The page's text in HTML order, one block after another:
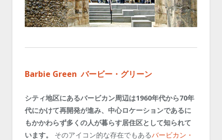
Barbie Green バービー・グリーン
シティ地区にあるバービカン周辺は1960年代から70年
代にかけて再開発が進み、中心ロケーションであるに
もかかわらず多くの人が暮らす居住区として知られて
います。
そのアイコン的な存在でもあるバービカン・